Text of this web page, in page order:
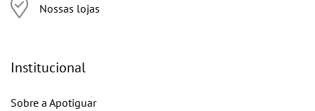
Nossas lojas
Institucional
Sobre a Apotiguar